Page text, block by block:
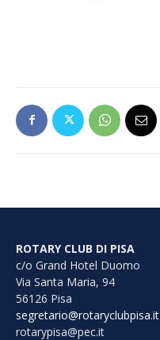
ROTARY CLUB DI PISA
c/o Grand Hotel Duomo
Via Santa Maria, 94
56126 Pisa
segretario@rotaryclubpisa.it
rotarypisa@pec.it